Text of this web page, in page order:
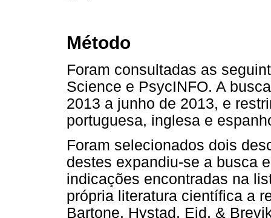
Método
Foram consultadas as
Science e PsycINFO. A
2013 a junho de 2013, e
portuguesa, inglesa e
Foram selecionados dois
destes expandiu-se a busca
indicações encontradas na
própria literatura científica a
Bartone, Hystad, Eid, &